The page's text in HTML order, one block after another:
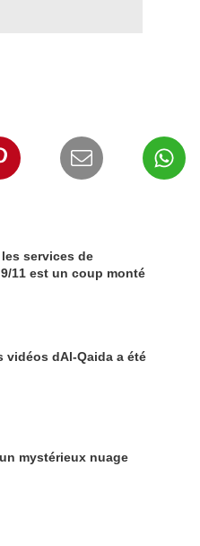
services de
11 est un coup monté
dAl-Qaida a été
mystérieux nuage